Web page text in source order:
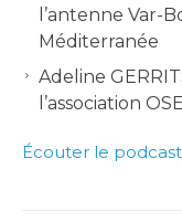
l’antenne Var-
Méditerranée
Adeline
l’association OSE
Écouter le podcast